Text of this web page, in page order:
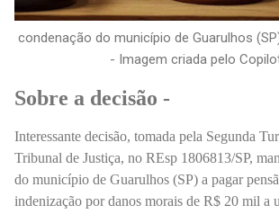
condenação do município de Guarulhos
- Imagem criada pelo
Sobre a decisão -
Interessante decisão, tomada pela Segunda
Tribunal de Justiça, no REsp 1806813/SP,
do município de Guarulhos (SP) a pagar
indenização por danos morais de R$ 20 mil a